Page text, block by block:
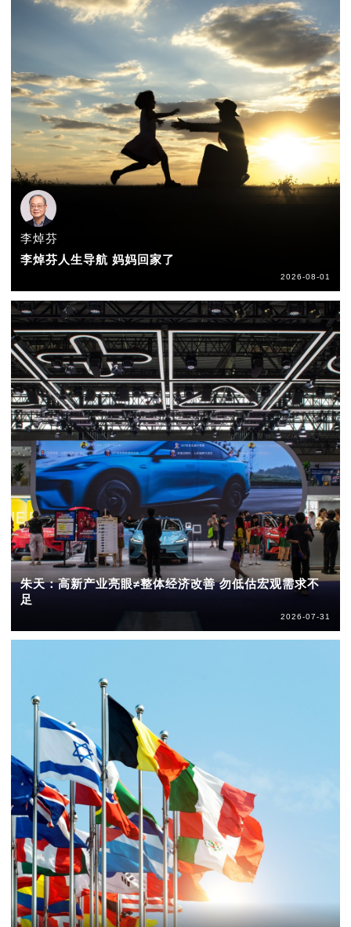
李焯芬
李焯芬人生导航 妈妈回家了
2026-08-01
朱天：高新产业亮眼≠整体经济改善 勿低估宏观需求不
足
2026-07-31